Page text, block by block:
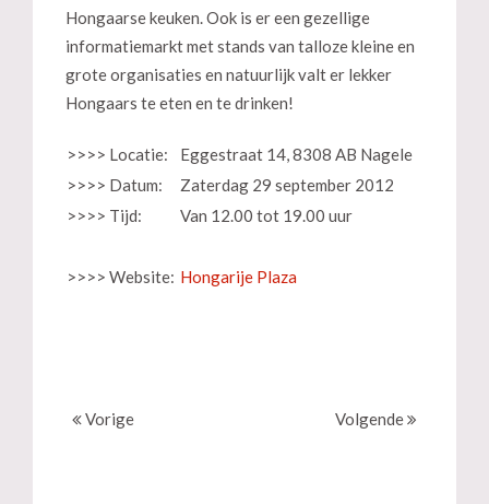
Hongaarse keuken. Ook is er een gezellige
informatiemarkt met stands van talloze kleine en
grote organisaties en natuurlijk valt er lekker
Hongaars te eten en te drinken!
>>>> Locatie:
Eggestraat 14, 8308 AB Nagele
>>>> Datum:
Zaterdag 29 september 2012
>>>> Tijd:
Van 12.00 tot 19.00 uur
>>>> Website: Hongarije Plaza
Vorige Volgende